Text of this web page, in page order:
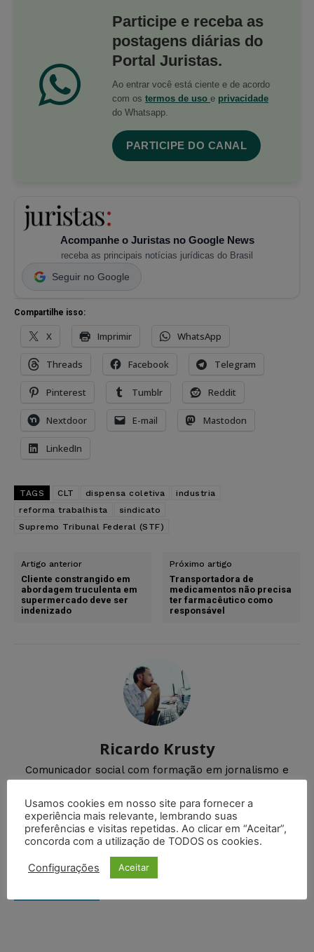
Participe e receba as
postagens diárias do
Portal Juristas.
Ao entrar você está ciente e de acordo
com os termos de uso e privacidade
do Whatsapp.
PARTICIPE DO CANAL
Acompanhe o Juristas no Google News
receba as principais notícias jurídicas do Brasil
Seguir no Google
Compartilhe isso:
X Imprimir WhatsApp
Threads Facebook Telegram
Pinterest Tumblr Reddit
Nextdoor E-mail Mastodon
LinkedIn
TAGS CLT dispensa coletiva
industria
reforma trabalhista
sindicato
Supremo Tribunal Federal (STF)
Artigo anterior
Cliente constrangido em
abordagem truculenta em
supermercado deve ser
indenizado
Próximo artigo
Transportadora de
medicamentos não precisa
ter farmacêutico como
responsável
Ricardo Krusty
Comunicador social com formação em jornalismo e
Universidade Federal do Rio Grande do Norte (UFRN).
DEIXE UM COMENTÁRIO
Usamos cookies em nosso site para fornecer a
experiência mais relevante, lembrando suas
preferências e visitas repetidas. Ao clicar em “Aceitar”,
concorda com a utilização de TODOS os cookies.
Configurações Aceitar